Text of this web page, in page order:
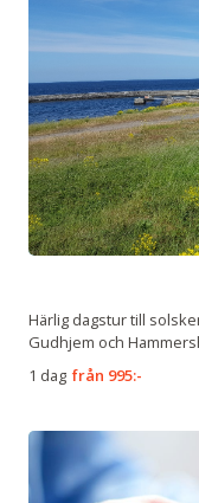
Härlig dagstur till
Gudhjem och
1 dag från 995:-